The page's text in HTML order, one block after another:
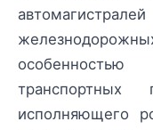
транспортных
исполняющего